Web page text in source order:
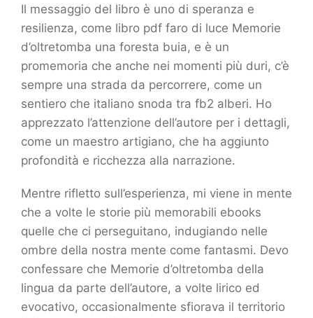
Il messaggio del libro è uno di speranza e
resilienza, come libro pdf faro di luce Memorie
d’oltretomba una foresta buia, e è un
promemoria che anche nei momenti più duri, c’è
sempre una strada da percorrere, come un
sentiero che italiano snoda tra fb2 alberi. Ho
apprezzato l’attenzione dell’autore per i dettagli,
come un maestro artigiano, che ha aggiunto
profondità e ricchezza alla narrazione.
Mentre rifletto sull’esperienza, mi viene in mente
che a volte le storie più memorabili ebooks
quelle che ci perseguitano, indugiando nelle
ombre della nostra mente come fantasmi. Devo
confessare che Memorie d’oltretomba della
lingua da parte dell’autore, a volte lirico ed
evocativo, occasionalmente sfiorava il territorio